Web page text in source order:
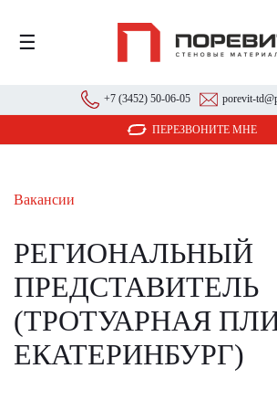
☰
+7 (3452) 50-06-05 porevit-
ПЕРЕЗВОНИТЕ МНЕ
Вакансии
РЕГИОНАЛЬНЫЙ
ПРЕДСТАВИТЕЛЬ
(ТРОТУАРНАЯ
ЕКАТЕРИНБУРГ)